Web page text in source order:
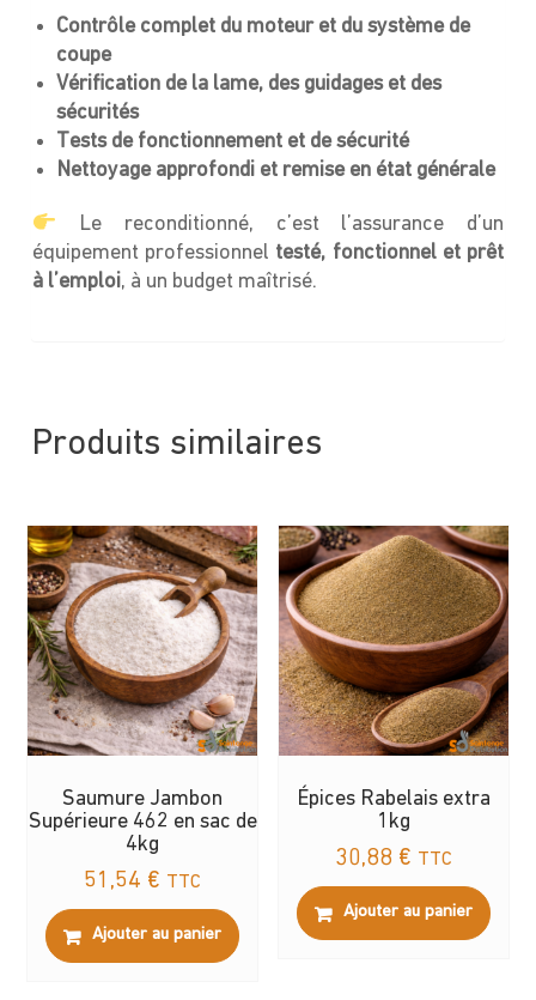
Contrôle complet du moteur et du système de
coupe
Vérification de la lame, des guidages et des
sécurités
Tests de fonctionnement et de sécurité
Nettoyage approfondi et remise en état générale
Le reconditionné, c’est l’assurance d’un
équipement professionnel testé, fonctionnel et prêt
à l’emploi, à un budget maîtrisé.
Produits similaires
Saumure Jambon
Supérieure 462 en sac de
4kg
51,54 € TTC
Ajouter au panier
Épices Rabelais extra
1kg
30,88 € TTC
Ajouter au panier